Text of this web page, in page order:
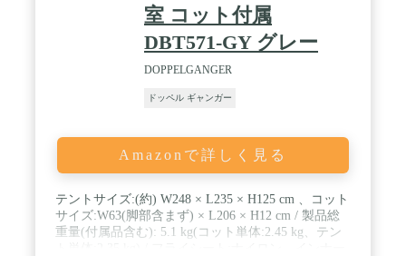
室 コット付属
DBT571-GY グレー
DOPPELGANGER
ドッペル ギャンガー
Amazonで詳しく見る
テントサイズ:(約) W248 × L235 × H125 cm 、コット
サイズ:W63(脚部含まず) × L206 × H12 cm / 製品総
重量(付属品含む): 5.1 kg(コット単体:2.45 kg、テン